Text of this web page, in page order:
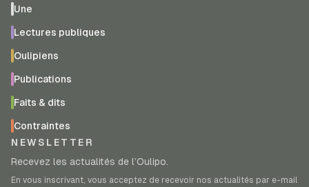
Une
Lectures publiques
Oulipiens
Publications
Faits & dits
Contraintes
NEWSLETTER
Recevez les actualités de l’Oulipo.
En vous inscrivant, vous acceptez de recevoir nos actualités par e-mail